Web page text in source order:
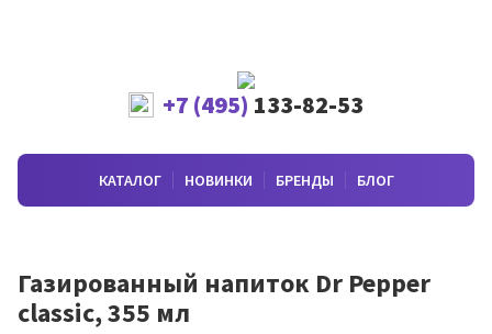
+7 (495) 133-82-53
КАТАЛОГ НОВИНКИ БРЕНДЫ БЛОГ
Газированный напиток Dr Pepper
classic, 355 мл